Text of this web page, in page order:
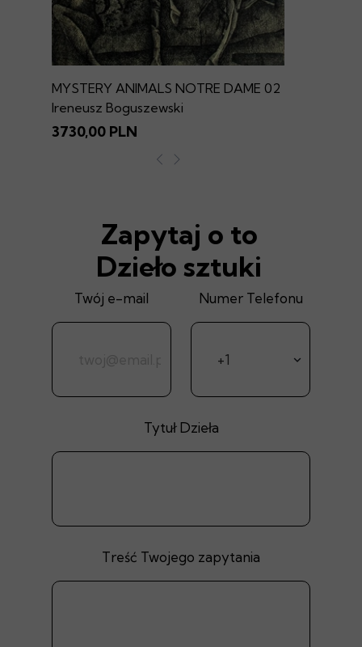
MYSTERY ANIMALS NOTRE DAME 02
Ireneusz Boguszewski
3730,00 PLN
Twój e-mail Numer Telefonu
Tytuł Dzieła
Treść Twojego zapytania
Zapytaj o to
Dzieło sztuki